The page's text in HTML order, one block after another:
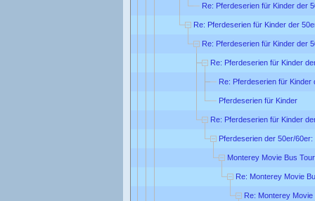
Re: Pferdeserien für Kinder der
Re: Pferdeserien für Kinder der
Re: Pferdeserien für Kinder der
Re: Pferdeserien für Kinder
Re: Pferdeserien für
Pferdeserien für Kinder
Re: Pferdeserien für Kinder
Pferdeserien der 50er/60er:
Monterey Movie Bus Tour
Re: Monterey Movie
Re: Monterey Movie